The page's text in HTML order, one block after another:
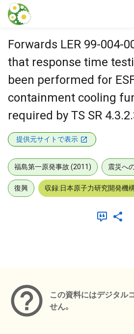
本文に飛ぶ
Forwards LER 99-004-
that response time
been performed for
containment cooling
required by TS SR
提供元サイトで表示
福島第一原発事故 (2011) 震災へ
復興 収録:日本原子力研究開発機
この資料にはデジタル
せん。